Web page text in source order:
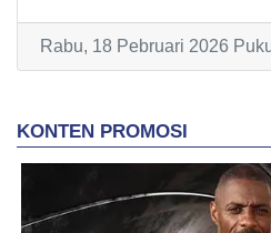
Rabu, 18 Pebruari 2026